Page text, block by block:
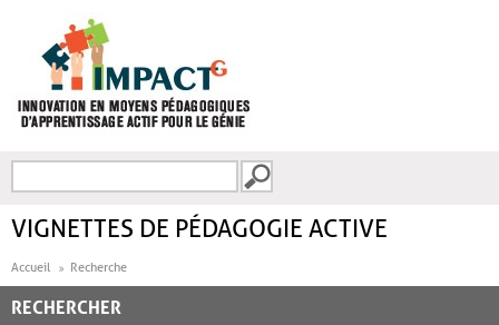
FORMULAIRE DE
VIGNETTES DE PÉDAGOGIE ACTIVE
Accueil Recherche
RECHERCHER